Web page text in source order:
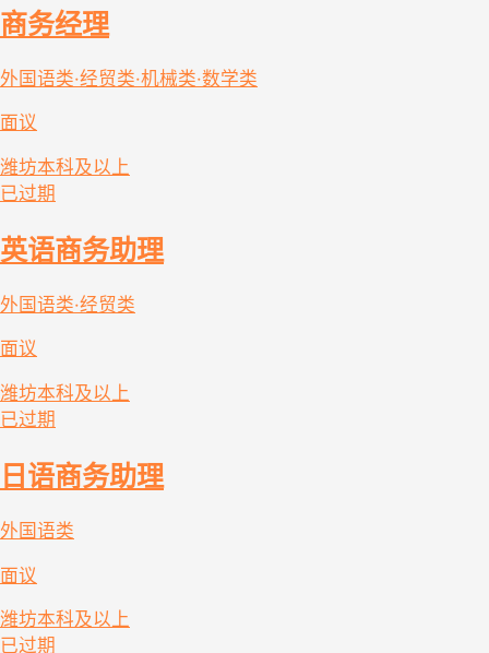
商务经理
外国语类·经贸类·机械类·数学类
面议
潍坊本科及以上
已过期
英语商务助理
外国语类·经贸类
面议
潍坊本科及以上
已过期
日语商务助理
外国语类
面议
潍坊本科及以上
已过期